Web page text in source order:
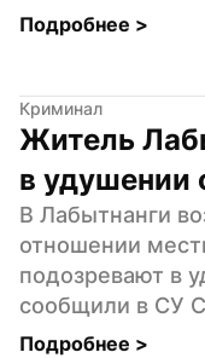
Подробнее >
Криминал
Житель
в удушении
В Лабытнанги
отношении
подозревают в
сообщили в СУ
Подробнее >